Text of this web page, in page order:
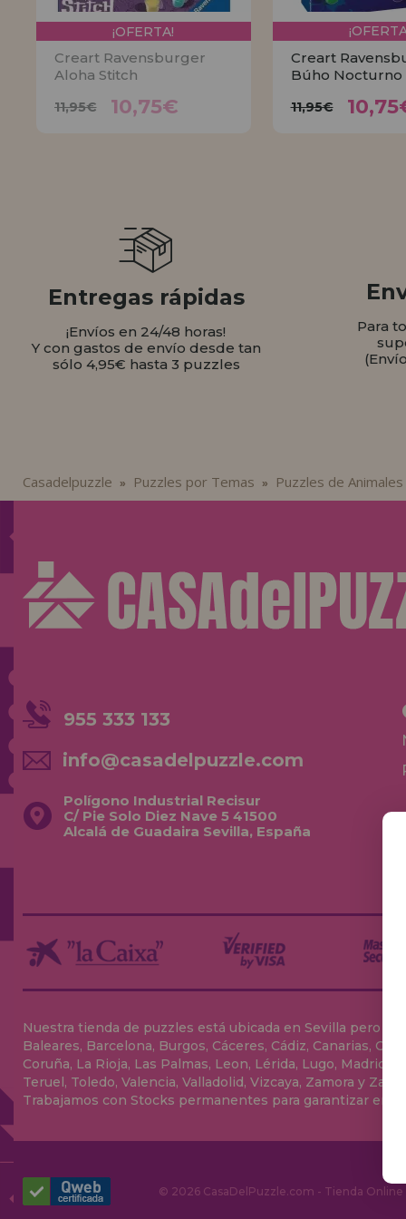
¡OFERTA!
Creart Ravensburger
Aloha Stitch
11,95€ 10,75€
Creart
Búho Nocturno
11,95€
Entregas rápidas
¡Envíos en 24/48 horas!
Y con gastos de envío desde tan
sólo 4,95€ hasta 3 puzzles
Para
Casadelpuzzle » Puzzles por Temas » Puzzles de Animales
955 333 133
info@casadelpuzzle.com
Polígono Industrial Recisur
C/ Pie Solo Diez Nave 5 41500
Alcalá de Guadaira Sevilla, España
Nuestra tienda de puzzles está ubicada en Sevilla pero
Baleares, Barcelona, Burgos, Cáceres, Cádiz, Canarias,
Coruña, La Rioja, Las Palmas, Leon, Lérida, Lugo, Madrid,
Teruel, Toledo, Valencia, Valladolid, Vizcaya, Zamora y
Trabajamos con Stocks permanentes para garantizar
© 2026 CasaDelPuzzle.com - Tienda Online